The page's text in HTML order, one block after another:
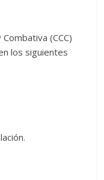
(CCC)
los siguientes